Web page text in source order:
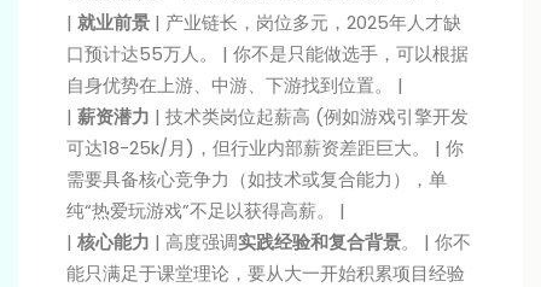
| 就业前景 | 产业链长，岗位多元，2025年人才缺
口预计达55万人。 | 你不是只能做选手，可以根据
自身优势在上游、中游、下游找到位置。 |
| 薪资潜力 | 技术类岗位起薪高 (例如游戏引擎开发
可达18-25k/月)，但行业内部薪资差距巨大。 | 你
需要具备核心竞争力（如技术或复合能力），单
纯“热爱玩游戏”不足以获得高薪。 |
| 核心能力 | 高度强调实践经验和复合背景。 | 你不
能只满足于课堂理论，要从大一开始积累项目经验